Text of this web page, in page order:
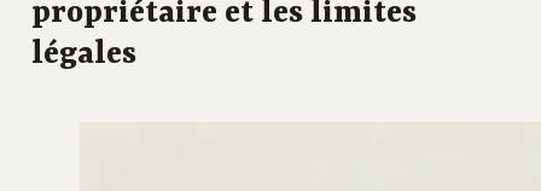
propriétaire et les limites
légales